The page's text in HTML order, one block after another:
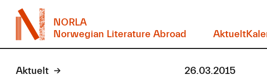
NORLA
Norwegian Literature Abroad
Aktuelt
Aktuelt 26.03.2015